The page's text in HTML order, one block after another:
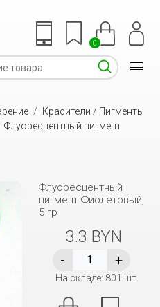
0
/ Красители / Пигменты
Флуоресцентный пигмент
Флуоресцентный
пигмент Фиолетовый,
5 гр
3.3 BYN
На складе: 801 шт.